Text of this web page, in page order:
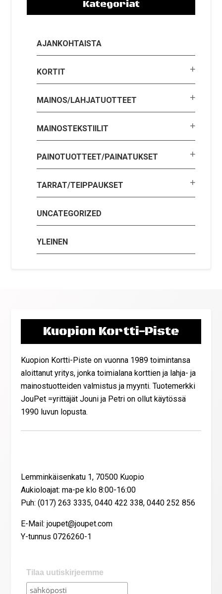
Kategoriat
AJANKOHTAISTA
KORTIT
MAINOS/LAHJATUOTTEET
MAINOSTEKSTIILIT
PAINOTUOTTEET/PAINATUKSET
TARRAT/TEIPPAUKSET
UNCATEGORIZED
YLEINEN
Kuopion Kortti-Piste
Kuopion Kortti-Piste on vuonna 1989 toimintansa
aloittanut yritys, jonka toimialana korttien ja lahja- ja
mainostuotteiden valmistus ja myynti. Tuotemerkki
JouPet =yrittäjät Jouni ja Petri on ollut käytössä
1990 luvun lopusta.
Lemminkäisenkatu 1, 70500 Kuopio
Aukioloajat: ma-pe klo 8:00-16:00
Puh: (017) 263 3335, 0440 422 338, 0440 252 856
E-Mail: joupet@joupet.com
Y-tunnus 0726260-1
Tilaa uutiskirjeemme